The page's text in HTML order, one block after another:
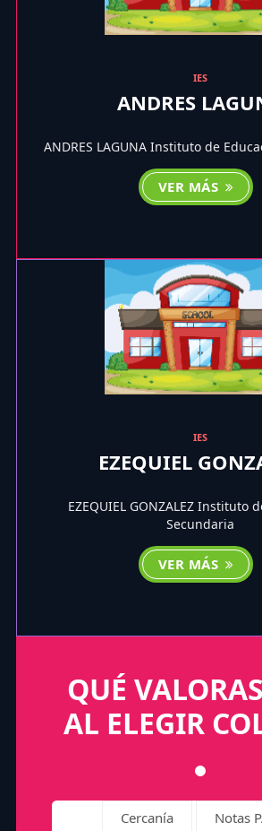
IES
ANDRES
ANDRES LAGUNA Instituto de
VER MÁS
IES
EZEQUIEL
EZEQUIEL GONZALEZ Instituto
Secundaria
VER MÁS
QUÉ
AL ELEGIR
Cercanía Notas